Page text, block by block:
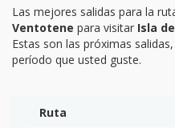
Las mejores salidas para la
Ventotene para visitar Isla
Estas son las próximas
período que usted guste.
Ruta